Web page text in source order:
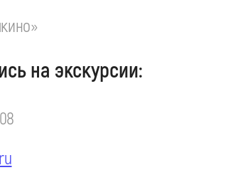
на экскурсии: